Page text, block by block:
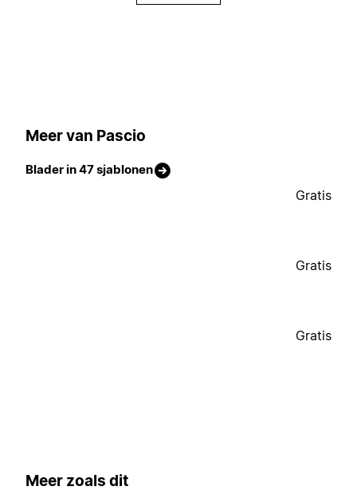
Meer van Pascio
Blader in 47 sjablonen
Gratis
Gratis
Gratis
Meer zoals dit